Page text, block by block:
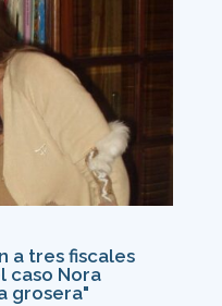
a tres fiscales
caso Nora
grosera"